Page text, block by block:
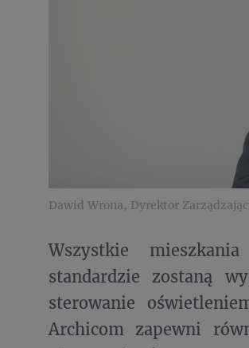
Dawid Wrona, Dyrektor
Wszystkie
standardzie zostaną
sterowanie
Archicom zapewni